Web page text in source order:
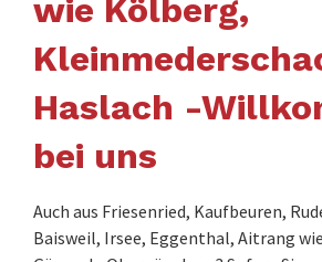
wie Kölberg,
Haslach -
bei uns
Auch aus Friesenried, Kaufbeuren,
Baisweil, Irsee, Eggenthal, Aitrang